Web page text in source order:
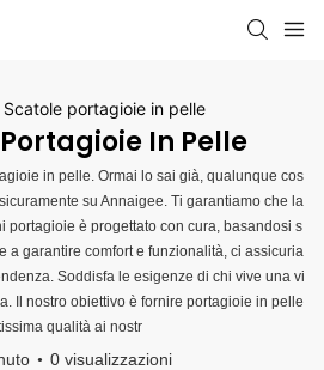
Scatole portagioie in pelle
In Pelle
in pelle. Ormai lo sai già, qualunque cos
su Annaigee. Ti garantiamo che la
portagioie è progettato con cura, basandosi s
a garantire comfort e funzionalità, ci assicuria
Soddisfa le esigenze di chi vive una vi
Il nostro obiettivo è fornire portagioie in pelle
qualità ai nostr
0 visualizzazioni